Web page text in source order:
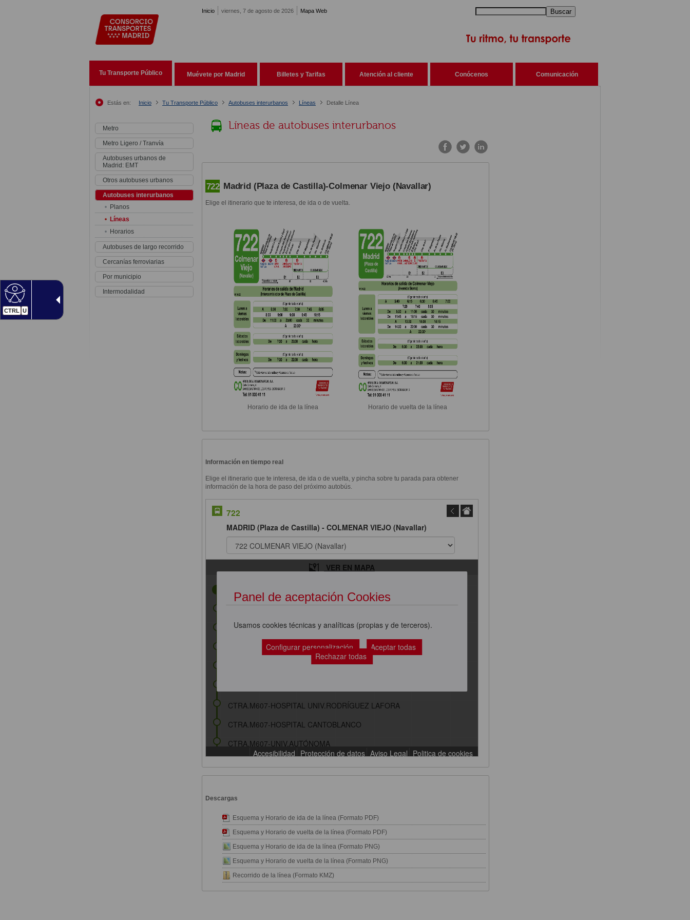
CTRL U
Inicio viernes, 7 de agosto de 2026 Mapa Web Buscar
Tu Transporte Público Muévete por Madrid Billetes y Tarifas Atención al cliente Conócenos Comunicación
Estás en: Inicio Tu Transporte Público Autobuses interurbanos Líneas Detalle Línea
Metro
Metro Ligero / Tranvía
Autobuses urbanos de
Madrid: EMT
Otros autobuses urbanos
Autobuses interurbanos
Planos
Líneas
Horarios
Autobuses de largo recorrido
Cercanías ferroviarias
Por municipio
Intermodalidad
Líneas de autobuses interurbanos
722 Madrid (Plaza de Castilla)-Colmenar Viejo (Navallar)
Elige el itinerario que te interesa, de ida o de vuelta.
Horario de ida de la línea Horario de vuelta de la línea
Información en tiempo real
Elige el itinerario que te interesa, de ida o de vuelta, y pincha sobre tu parada para obtener
información de la hora de paso del próximo autobús.
Descargas
Esquema y Horario de ida de la línea (Formato PDF)
Esquema y Horario de vuelta de la línea (Formato PDF)
Esquema y Horario de ida de la línea (Formato PNG)
Esquema y Horario de vuelta de la línea (Formato PNG)
Recorrido de la línea (Formato KMZ)